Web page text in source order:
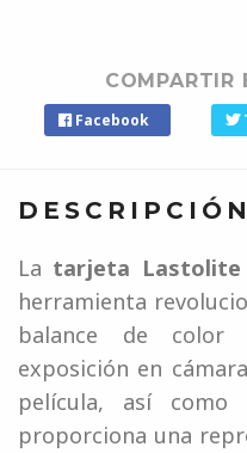
COMPARTIR
Facebook
DESCRIPCIÓN
La tarjeta Lastolite
herramienta
balance de color
exposición en
película, así como
proporciona una